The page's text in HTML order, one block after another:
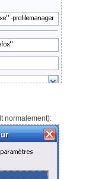
normalement):